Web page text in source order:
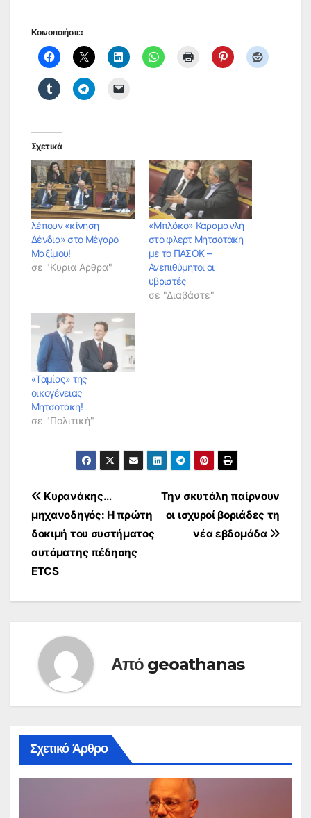
Κοινοποιήστε:
Σχετικά
λέπουν «κίνηση
Δένδια» στο Μέγαρο
Μαξίμου!
σε "Κυρια Αρθρα"
«Μπλόκο» Καραμανλή
στο φλερτ Μητσοτάκη
με το ΠΑΣΟΚ –
Ανεπιθύμητοι οι
υβριστές
σε "Διαβάστε"
«Ταμίας» της
οικογένειας
Μητσοτάκη!
σε "Πολιτική"
Πλοήγηση
άρθρων
Την σκυτάλη παίρνουν
οι ισχυροί βοριάδες τη
νέα εβδομάδα
Κυρανάκης…
μηχανοδηγός: H πρώτη
δοκιμή του συστήματος
αυτόματης πέδησης
ETCS
Από geoathanas
Σχετικό Άρθρο